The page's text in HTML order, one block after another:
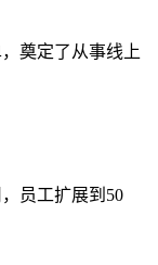
奠定了从事线上
员工扩展到50